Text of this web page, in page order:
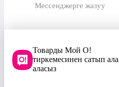
Мессенджерге жазуу
Товарды Мой О!
тиркемесинен сатып ала
аласыз